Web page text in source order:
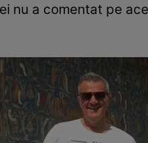
nu a comentat pe